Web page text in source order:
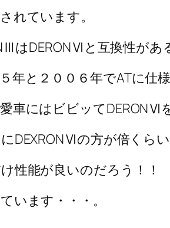
れています。
はDERONⅥと互換性があ
年と２００６年でATに仕
車にはビビッてDERONⅥ
DEXRONⅥの方が倍くらい
性能が良いのだろう！！
います・・・。